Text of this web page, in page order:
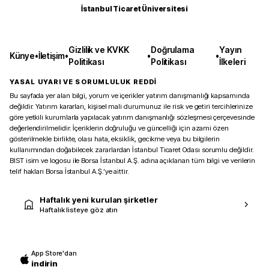
İstanbul Ticaret Üniversitesi
Künye•İletişim•
Gizlilik ve KVKK
Politikası
•
Doğrulama
Politikası
•
Yayın
İlkeleri
YASAL UYARI VE SORUMLULUK REDDİ
Bu sayfada yer alan bilgi, yorum ve içerikler yatırım danışmanlığı kapsamında
değildir. Yatırım kararları, kişisel mali durumunuz ile risk ve getiri tercihlerinize
göre yetkili kurumlarla yapılacak yatırım danışmanlığı sözleşmesi çerçevesinde
değerlendirilmelidir. İçeriklerin doğruluğu ve güncelliği için azami özen
gösterilmekle birlikte, olası hata, eksiklik, gecikme veya bu bilgilerin
kullanımından doğabilecek zararlardan İstanbul Ticaret Odası sorumlu değildir.
BIST isim ve logosu ile Borsa İstanbul A.Ş. adına açıklanan tüm bilgi ve verilerin
telif hakları Borsa İstanbul A.Ş.’ye aittir.
Haftalık yeni kurulan şirketler
Haftalık listeye göz atın
App Store'dan
indirin